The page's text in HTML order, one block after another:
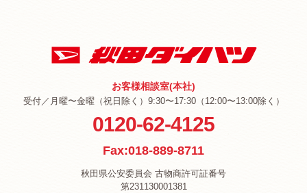
お客様相談室(本社)
受付／月曜〜金曜（祝日除く）9:30〜17:30（12:00〜13:00除く）
0120-62-4125
Fax:018-889-8711
秋田県公安委員会 古物商許可証番号
第231130001381